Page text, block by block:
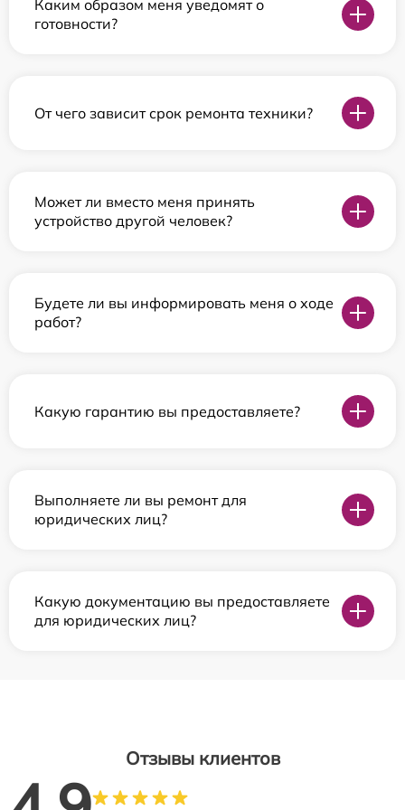
Каким образом меня уведомят о
готовности?
От чего зависит срок ремонта техники?
Может ли вместо меня принять
устройство другой человек?
Будете ли вы информировать меня о ходе
работ?
Какую гарантию вы предоставляете?
Выполняете ли вы ремонт для
юридических лиц?
Какую документацию вы предоставляете
для юридических лиц?
Отзывы клиентов